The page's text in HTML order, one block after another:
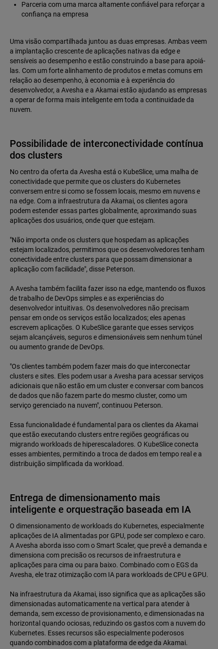
Parceria com uma marca altamente confiável para reforçar a
confiança na empresa
Uma visão compartilhada juntou as duas empresas. Ambas veem
a implantação crescente de aplicações nativas da edge e
sensíveis ao desempenho e estão construindo a base para apoiá-
las. Com um forte alinhamento de produtos e metas comuns em
relação ao desempenho, à economia e à experiência do
desenvolvedor, a Avesha e a Akamai estão ajudando as empresas
a operar de forma mais inteligente em toda a continuidade da
nuvem.
Possibilidade de interconectividade contínua
dos clusters
No centro da oferta da Avesha está o KubeSlice, uma malha de
conectividade que permite que os clusters do Kubernetes
conversem entre si como se fossem locais, mesmo em nuvens e
na edge. Com a infraestrutura da Akamai, os clientes agora
podem estender essas partes globalmente, aproximando suas
aplicações dos usuários, onde quer que estejam.
"Não importa onde os clusters que hospedam as aplicações
estejam localizados, permitimos que os desenvolvedores tenham
conectividade entre clusters para que possam dimensionar a
aplicação com facilidade", disse Peterson.
A Avesha também facilita fazer isso na edge, mantendo os fluxos
de trabalho de DevOps simples e as experiências do
desenvolvedor intuitivas. Os desenvolvedores não precisam
pensar em onde os serviços estão localizados; eles apenas
escrevem aplicações. O KubeSlice garante que esses serviços
sejam alcançáveis, seguros e dimensionáveis sem nenhum túnel
ou aumento grande de DevOps.
"Os clientes também podem fazer mais do que interconectar
clusters e sites. Eles podem usar a Avesha para acessar serviços
adicionais que não estão em um cluster e conversar com bancos
de dados que não fazem parte do mesmo cluster, como um
serviço gerenciado na nuvem", continuou Peterson.
Essa funcionalidade é fundamental para os clientes da Akamai
que estão executando clusters entre regiões geográficas ou
migrando workloads de hiperescaladores. O KubeSlice conecta
esses ambientes, permitindo a troca de dados em tempo real e a
distribuição simplificada da workload.
Entrega de dimensionamento mais
inteligente e orquestração baseada em IA
O dimensionamento de workloads do Kubernetes, especialmente
aplicações de IA alimentadas por GPU, pode ser complexo e caro.
A Avesha aborda isso com o Smart Scaler, que prevê a demanda e
dimensiona com precisão os recursos de infraestrutura e
aplicações para cima ou para baixo. Combinado com o EGS da
Avesha, ele traz otimização com IA para workloads de CPU e GPU.
Na infraestrutura da Akamai, isso significa que as aplicações são
dimensionadas automaticamente na vertical para atender à
demanda, sem excesso de provisionamento, e dimensionadas na
horizontal quando ociosas, reduzindo os gastos com a nuvem do
Kubernetes. Esses recursos são especialmente poderosos
quando combinados com a plataforma de edge da Akamai.